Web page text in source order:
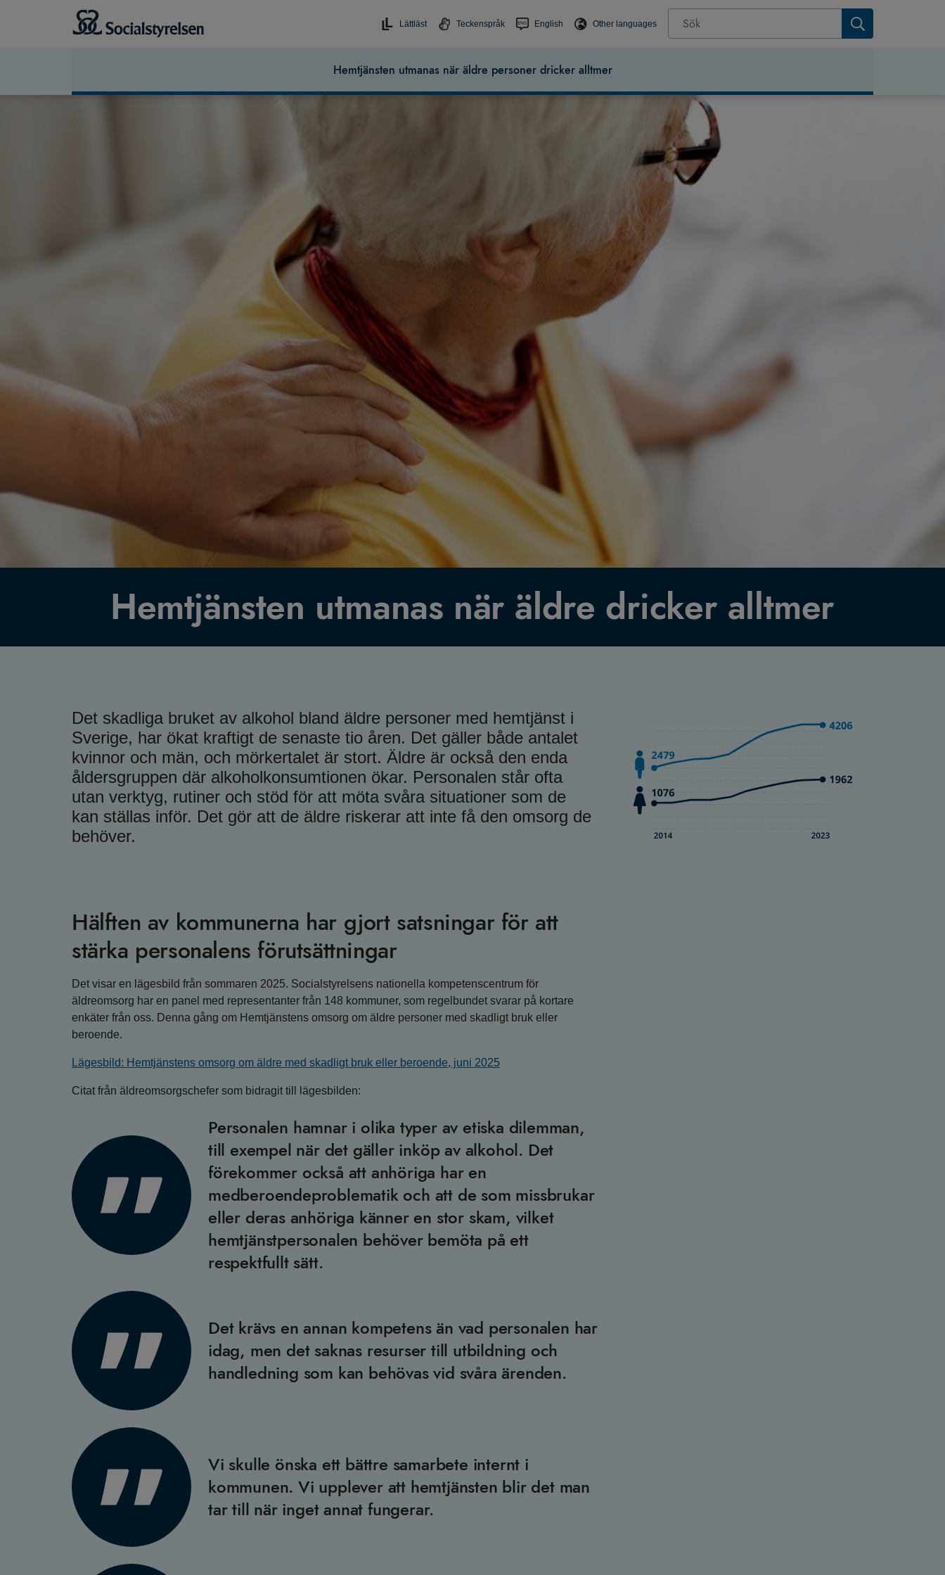
Lättläst Teckenspråk English Other languages
Hemtjänsten utmanas när äldre personer dricker alltmer
Hemtjänsten utmanas när äldre dricker alltmer
Det skadliga bruket av alkohol bland äldre personer med hemtjänst i
Sverige, har ökat kraftigt de senaste tio åren. Det gäller både antalet
kvinnor och män, och mörkertalet är stort. Äldre är också den enda
åldersgruppen där alkoholkonsumtionen ökar. Personalen står ofta
utan verktyg, rutiner och stöd för att möta svåra situationer som de
kan ställas inför. Det gör att de äldre riskerar att inte få den omsorg de
behöver.
Hälften av kommunerna har gjort satsningar för att
stärka personalens förutsättningar
Det visar en lägesbild från sommaren 2025. Socialstyrelsens nationella kompetenscentrum för
äldreomsorg har en panel med representanter från 148 kommuner, som regelbundet svarar på kortare
enkäter från oss. Denna gång om Hemtjänstens omsorg om äldre personer med skadligt bruk eller
beroende.
Lägesbild: Hemtjänstens omsorg om äldre med skadligt bruk eller beroende, juni 2025
Citat från äldreomsorgschefer som bidragit till lägesbilden:
Personalen hamnar i olika typer av etiska dilemman,
till exempel när det gäller inköp av alkohol. Det
förekommer också att anhöriga har en
medberoendeproblematik och att de som missbrukar
eller deras anhöriga känner en stor skam, vilket
hemtjänstpersonalen behöver bemöta på ett
respektfullt sätt.
Det krävs en annan kompetens än vad personalen har
idag, men det saknas resurser till utbildning och
handledning som kan behövas vid svåra ärenden.
Vi skulle önska ett bättre samarbete internt i
kommunen. Vi upplever att hemtjänsten blir det man
tar till när inget annat fungerar.